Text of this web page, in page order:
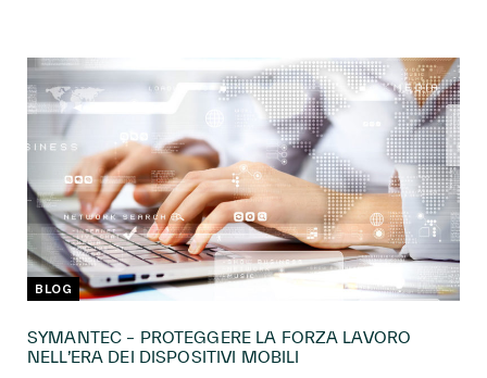
BLOG
SYMANTEC – PROTEGGERE LA FORZA LAVORO
NELL’ERA DEI DISPOSITIVI MOBILI